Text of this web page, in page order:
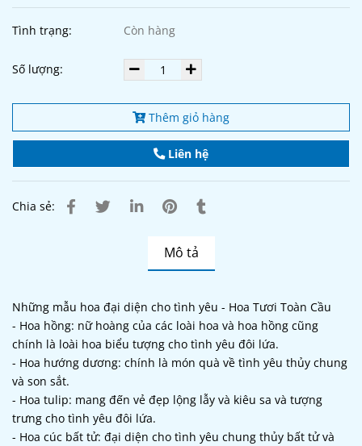
Tình trạng: Còn hàng
Số lượng:
Thêm giỏ hàng
Liên hệ
Chia sẻ:
Mô tả
Những mẫu hoa đại diện cho tình yêu - Hoa Tươi Toàn Cầu
- Hoa hồng: nữ hoàng của các loài hoa và hoa hồng cũng
chính là loài hoa biểu tượng cho tình yêu đôi lứa.
- Hoa hướng dương: chính là món quà về tình yêu thủy chung
và son sắt.
- Hoa tulip: mang đến vẻ đẹp lộng lẫy và kiêu sa và tượng
trưng cho tình yêu đôi lứa.
- Hoa cúc bất tử: đại diện cho tình yêu chung thủy bất tử và